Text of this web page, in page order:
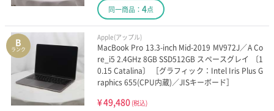
同一商品： 4点
B
ランク
Apple(アップル)
MacBook Pro 13.3-inch Mid-2019 MV972J／A Co
re_i5 2.4GHz 8GB SSD512GB スペースグレイ 〔1
0.15 Catalina〕 ［グラフィック：Intel Iris Plus G
raphics 655(CPU内蔵)／JISキーボード］
¥49,480 (税込)